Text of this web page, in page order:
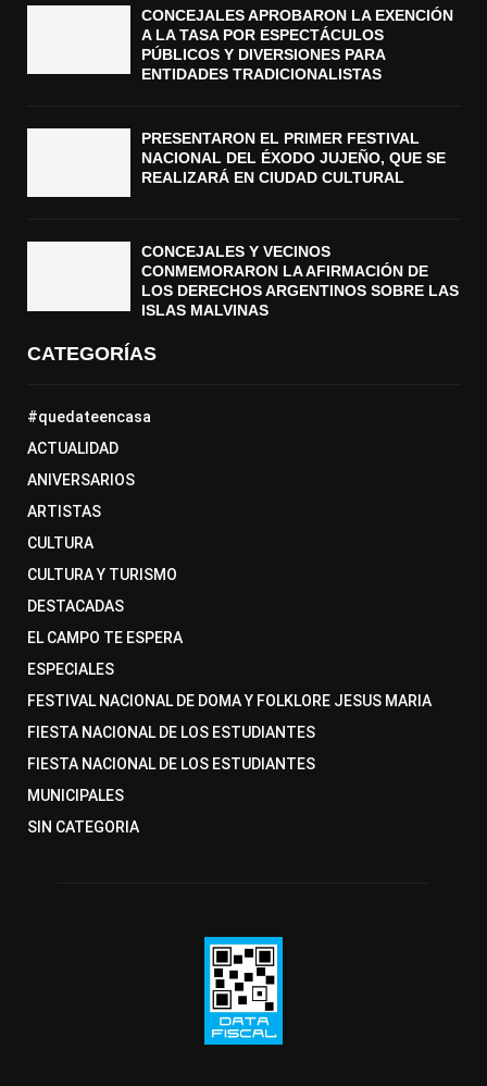
CONCEJALES APROBARON LA EXENCIÓN
A LA TASA POR ESPECTÁCULOS
PÚBLICOS Y DIVERSIONES PARA
ENTIDADES TRADICIONALISTAS
PRESENTARON EL PRIMER FESTIVAL
NACIONAL DEL ÉXODO JUJEÑO, QUE SE
REALIZARÁ EN CIUDAD CULTURAL
CONCEJALES Y VECINOS
CONMEMORARON LA AFIRMACIÓN DE
LOS DERECHOS ARGENTINOS SOBRE LAS
ISLAS MALVINAS
CATEGORÍAS
#quedateencasa
ACTUALIDAD
ANIVERSARIOS
ARTISTAS
CULTURA
CULTURA Y TURISMO
DESTACADAS
EL CAMPO TE ESPERA
ESPECIALES
FESTIVAL NACIONAL DE DOMA Y FOLKLORE JESUS MARIA
FIESTA NACIONAL DE LOS ESTUDIANTES
FIESTA NACIONAL DE LOS ESTUDIANTES
MUNICIPALES
SIN CATEGORIA